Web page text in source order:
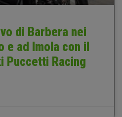
di Barbera nei
e ad Imola con il
Puccetti Racing